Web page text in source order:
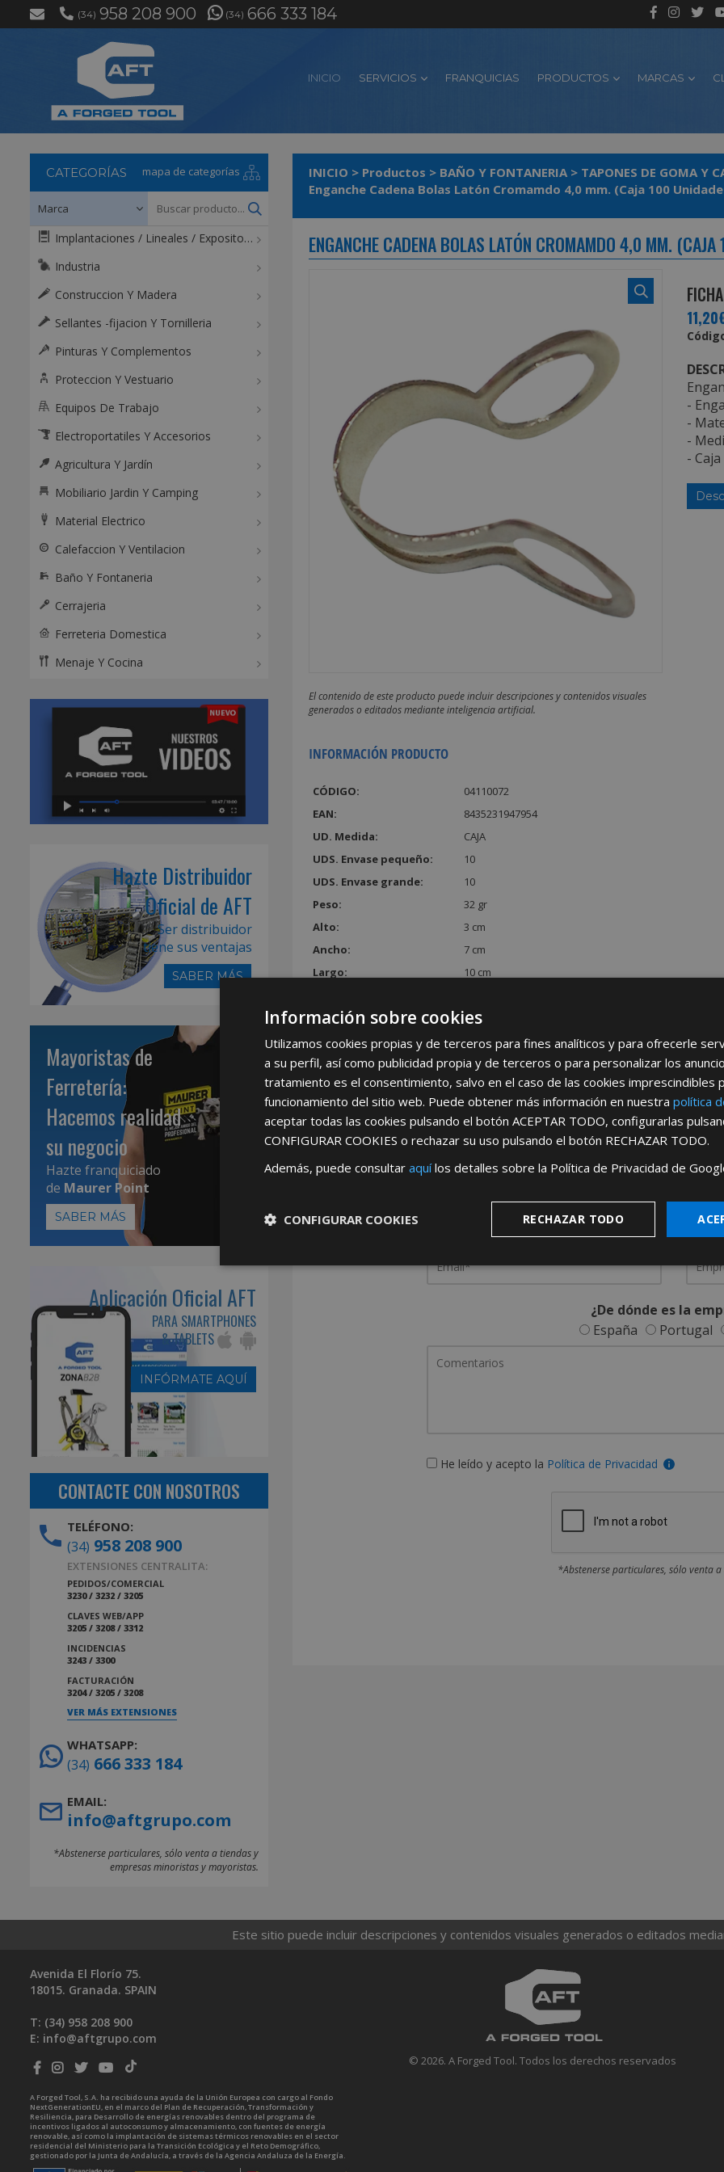
(34) 958 208 900 (34) 666 333 184
INICIO SERVICIOS FRANQUICIAS PRODUCTOS MARCAS
INICIO > Productos > BAÑO Y FONTANERIA > TAPONES DE GOMA Y
Enganche Cadena Bolas Latón Cromamdo 4,0 mm. (Caja 100
ENGANCHE CADENA BOLAS LATÓN CROMAMDO 4,0 MM.
El contenido de este producto puede incluir descripciones y contenidos visuales
generados o editados mediante inteligencia artificial.
INFORMACIÓN PRODUCTO
CÓDIGO:
04110072
EAN:
8435231947954
UD. Medida:
CAJA
UDS. Envase pequeño:
10
UDS. Envase grande:
10
Peso:
32 gr
Alto:
3 cm
Ancho:
7 cm
Largo:
10 cm
-
-
-
-
REGÍSTRATE PARA HACERTE
Desdeaquípodrá ver todas las
Rellene este formulario y nos pondremos en contacto
¿De dónde es la
España
Portugal
He leído y acepto la Política de Privacidad
*Abstenerse particulares, sólo venta
CATEGORÍAS mapa de categorías
Implantaciones / Lineales / Expositores / Mostradores
Industria
Construccion Y Madera
Sellantes -fijacion Y Tornilleria
Pinturas Y Complementos
Proteccion Y Vestuario
Equipos De Trabajo
Electroportatiles Y Accesorios
Agricultura Y Jardín
Mobiliario Jardin Y Camping
Material Electrico
Calefaccion Y Ventilacion
Baño Y Fontaneria
Cerrajeria
Ferreteria Domestica
Menaje Y Cocina
Hazte Distribuidor
Oficial de AFT
Ser distribuidor
tiene sus ventajas
SABER MÁS
Mayoristas de
Ferretería:
Hacemos realidad
su negocio
Hazte franquiciado
de Maurer Point
SABER MÁS
Aplicación Oficial AFT
PARA SMARTPHONES
& TABLETS
INFÓRMATE AQUÍ
CONTACTE CON NOSOTROS
TELÉFONO:
(34) 958 208 900
EXTENSIONES CENTRALITA:
PEDIDOS/COMERCIAL
3230 / 3232 / 3205
CLAVES WEB/APP
3205 / 3208 / 3312
INCIDENCIAS
3243 / 3300
FACTURACIÓN
3204 / 3205 / 3208
VER MÁS EXTENSIONES
WHATSAPP:
(34) 666 333 184
EMAIL:
info@aftgrupo.com
*Abstenerse particulares, sólo venta a tiendas y
empresas minoristas y mayoristas.
Este sitio puede incluir descripciones y contenidos visuales generados o editados
© 2026. A Forged Tool. Todos los derechos reservados
Avenida El Florío 75.
18015. Granada. SPAIN
T: (34) 958 208 900
E: info@aftgrupo.com
A Forged Tool, S.A. ha recibido una ayuda de la Unión Europea con cargo al Fondo
NextGenerationEU, en el marco del Plan de Recuperación, Transformación y
Resiliencia, para Desarrollo de energías renovables dentro del programa de
incentivos ligados al autoconsumo y almacenamiento, con fuentes de energía
renovable, así como la implantación de sistemas térmicos renovables en el sector
residencial del Ministerio para la Transición Ecológica y el Reto Demográfico,
gestionado por la Junta de Andalucía, a través de la Agencia Andaluza de la Energía.
Información sobre cookies
Utilizamos cookies propias y de terceros para fines analíticos y para ofrecerle
a su perfil, así como publicidad propia y de terceros o para personalizar los
tratamiento es el consentimiento, salvo en el caso de las cookies imprescindibles
funcionamiento del sitio web. Puede obtener más información en nuestra política
aceptar todas las cookies pulsando el botón ACEPTAR TODO, configurarlas
CONFIGURAR COOKIES o rechazar su uso pulsando el botón RECHAZAR TODO.
Además, puede consultar aquílos detalles sobre la Política de Privacidad de
RECHAZAR TODO
CONFIGURAR COOKIES